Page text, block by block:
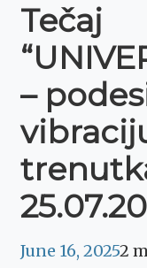
Tečaj
–
June 16, 20252